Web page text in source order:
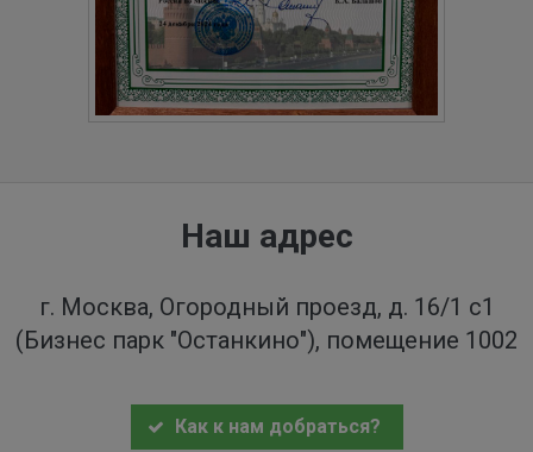
Наш адрес
г. Москва, Огородный проезд, д. 16/1 с1
(Бизнес парк "Останкино"), помещение 1002
Как к нам добраться?